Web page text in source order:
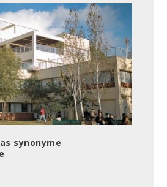
synonyme